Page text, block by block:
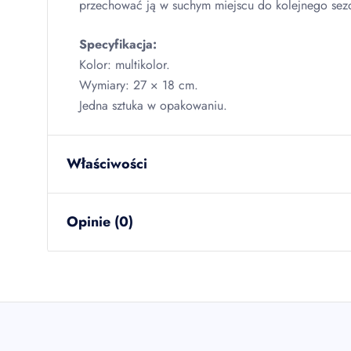
przechować ją w suchym miejscu do kolejnego
Specyfikacja:
Kolor: multikolor.
Wymiary: 27 × 18 cm.
Jedna sztuka w opakowaniu.
Właściwości
ilość w opakowaniu zbiorczym
Opinie (0)